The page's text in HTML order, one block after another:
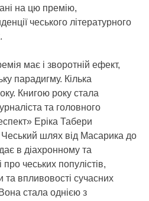
на цю премію,
чеського літературного
має і зворотній ефект,
парадигму. Кілька
Книгою року стала
та головного
Еріка Табери
Чеський шлях від Масарика до
в діахронному та
чеських популістів,
впливовості сучасних
стала однією з